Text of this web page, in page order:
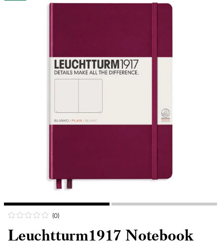
(0)
Leuchtturm1917 Notebook